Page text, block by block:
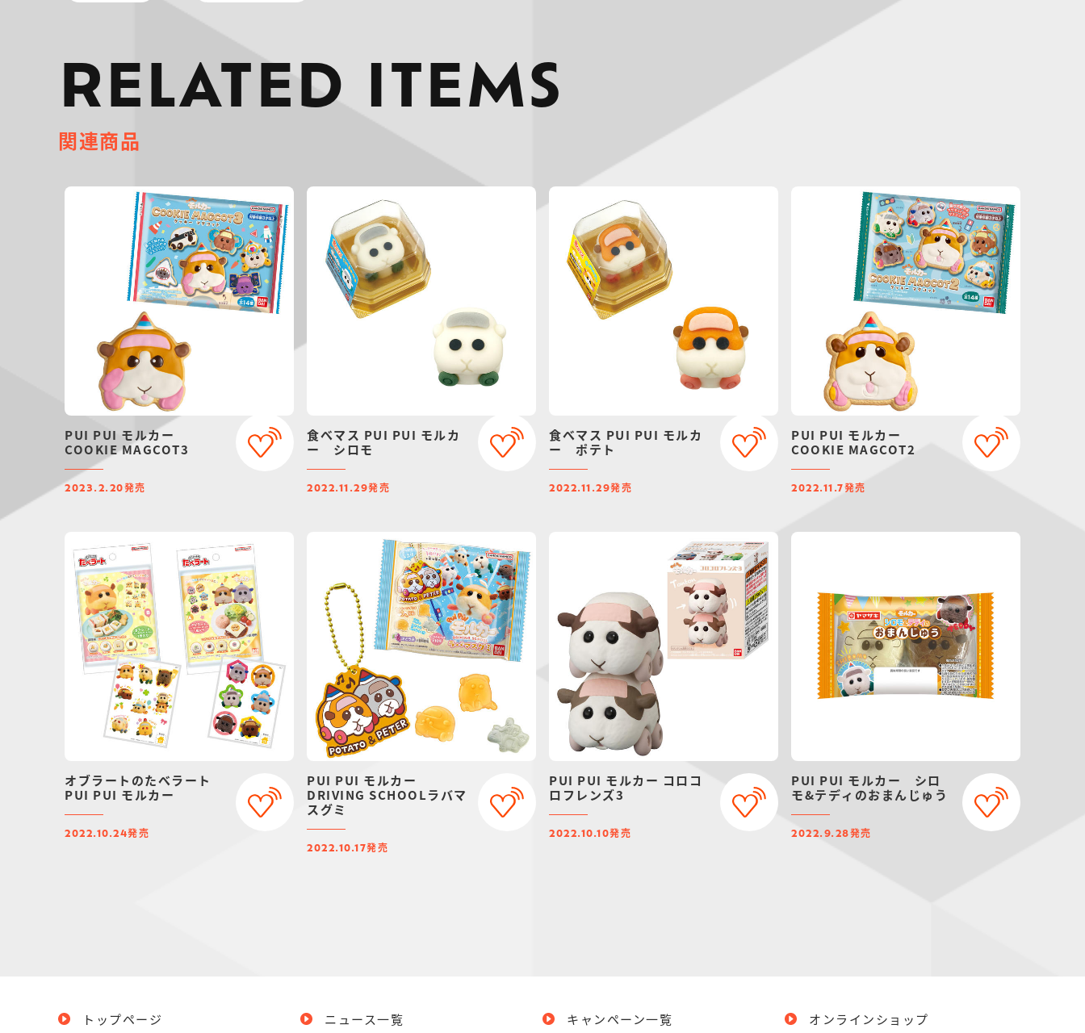
RELATED ITEMS
関連商品
PUI PUI モルカー
COOKIE MAGCOT3
2023.2.20発売
食べマス PUI PUI モルカ
ー シロモ
2022.11.29発売
食べマス PUI PUI モルカ
ー ポテト
2022.11.29発売
PUI PUI モルカー
COOKIE MAGCOT2
2022.11.7発売
オブラートのたべラート
PUI PUI モルカー
2022.10.24発売
PUI PUI モルカー
DRIVING SCHOOLラバマ
スグミ
2022.10.17発売
PUI PUI モルカー コロコ
ロフレンズ3
2022.10.10発売
PUI PUI モルカー シロ
モ&テディのおまんじゅう
2022.9.28発売
トップページ ニュース一覧 キャンペーン一覧 オンラインショップ